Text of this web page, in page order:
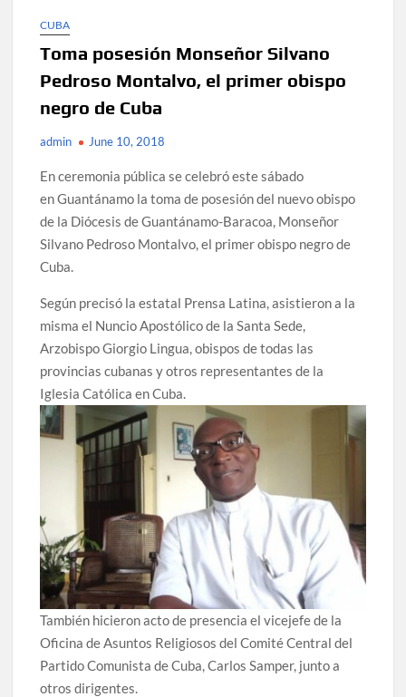
CUBA
Toma posesión Monseñor Silvano
Pedroso Montalvo, el primer obispo
negro de Cuba
admin June 10, 2018
En ceremonia pública se celebró este sábado
en Guantánamo la toma de posesión del nuevo obispo
de la Diócesis de Guantánamo-Baracoa, Monseñor
Silvano Pedroso Montalvo, el primer obispo negro de
Cuba.
Según precisó la estatal Prensa Latina, asistieron a la
misma el Nuncio Apostólico de la Santa Sede,
Arzobispo Giorgio Lingua, obispos de todas las
provincias cubanas y otros representantes de la
Iglesia Católica en Cuba.
También hicieron acto de presencia el vicejefe de la
Oficina de Asuntos Religiosos del Comité Central del
Partido Comunista de Cuba, Carlos Samper, junto a
otros dirigentes.